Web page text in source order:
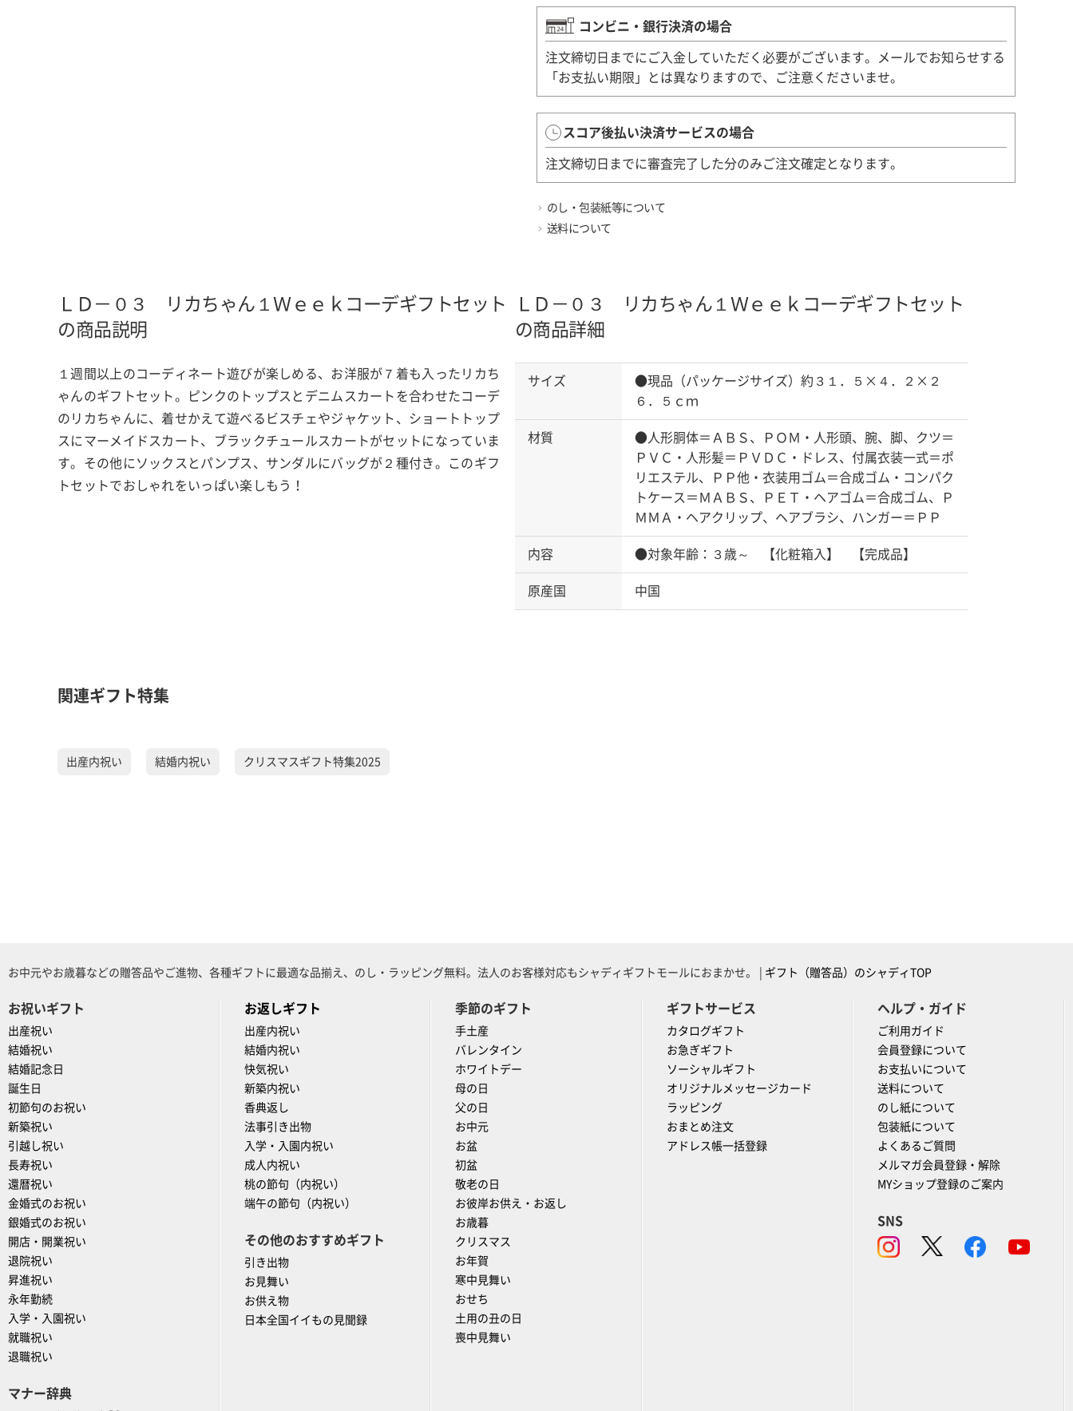
コンビニ・銀行決済の場合
注文締切日までにご入金していただく必要がございます。メールでお知らせする
「お支払い期限」とは異なりますので、ご注意くださいませ。
スコア後払い決済サービスの場合
注文締切日までに審査完了した分のみご注文確定となります。
のし・包装紙等について
送料について
ＬＤ－０３ リカちゃん１Ｗｅｅｋコーデギフトセット
の商品説明
１週間以上のコーディネート遊びが楽しめる、お洋服が７着も入ったリカち
ゃんのギフトセット。ピンクのトップスとデニムスカートを合わせたコーデ
のリカちゃんに、着せかえて遊べるビスチェやジャケット、ショートトップ
スにマーメイドスカート、ブラックチュールスカートがセットになっていま
す。その他にソックスとパンプス、サンダルにバッグが２種付き。このギフ
トセットでおしゃれをいっぱい楽しもう！
ＬＤ－０３ リカちゃん１Ｗｅｅｋコーデギフトセット
の商品詳細
サイズ
●現品（パッケージサイズ）約３１．５×４．２×２
６．５ｃｍ
材質
●人形胴体＝ＡＢＳ、ＰＯＭ・人形頭、腕、脚、クツ＝
ＰＶＣ・人形髪＝ＰＶＤＣ・ドレス、付属衣装一式＝ポ
リエステル、ＰＰ他・衣装用ゴム＝合成ゴム・コンパク
トケース＝ＭＡＢＳ、ＰＥＴ・ヘアゴム＝合成ゴム、Ｐ
ＭＭＡ・ヘアクリップ、ヘアブラシ、ハンガー＝ＰＰ
内容 ●対象年齢：３歳～ 【化粧箱入】 【完成品】
原産国 中国
関連ギフト特集
出産内祝い 結婚内祝い クリスマスギフト特集2025
お中元やお歳暮などの贈答品やご進物、各種ギフトに最適な品揃え、のし・ラッピング無料。法人のお客様対応もシャディギフトモールにおまかせ。 | ギフト（贈答品）のシャディTOP
お祝いギフト
出産祝い
結婚祝い
結婚記念日
誕生日
初節句のお祝い
新築祝い
引越し祝い
長寿祝い
還暦祝い
金婚式のお祝い
銀婚式のお祝い
開店・開業祝い
退院祝い
昇進祝い
永年勤続
入学・入園祝い
就職祝い
退職祝い
マナー辞典
お返しギフト
出産内祝い
結婚内祝い
快気祝い
新築内祝い
香典返し
法事引き出物
入学・入園内祝い
成人内祝い
桃の節句（内祝い）
端午の節句（内祝い）
その他のおすすめギフト
引き出物
お見舞い
お供え物
日本全国イイもの見聞録
季節のギフト
手土産
バレンタイン
ホワイトデー
母の日
父の日
お中元
お盆
初盆
敬老の日
お彼岸お供え・お返し
お歳暮
クリスマス
お年賀
寒中見舞い
おせち
土用の丑の日
喪中見舞い
ギフトサービス
カタログギフト
お急ぎギフト
ソーシャルギフト
オリジナルメッセージカード
ラッピング
おまとめ注文
アドレス帳一括登録
ヘルプ・ガイド
ご利用ガイド
会員登録について
お支払いについて
送料について
のし紙について
包装紙について
よくあるご質問
メルマガ会員登録・解除
MYショップ登録のご案内
SNS